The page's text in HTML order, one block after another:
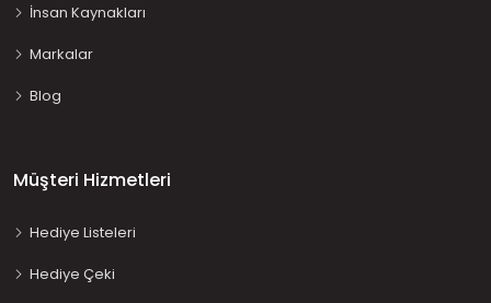
İnsan Kaynakları
Markalar
Blog
Müşteri Hizmetleri
Hediye Listeleri
Hediye Çeki